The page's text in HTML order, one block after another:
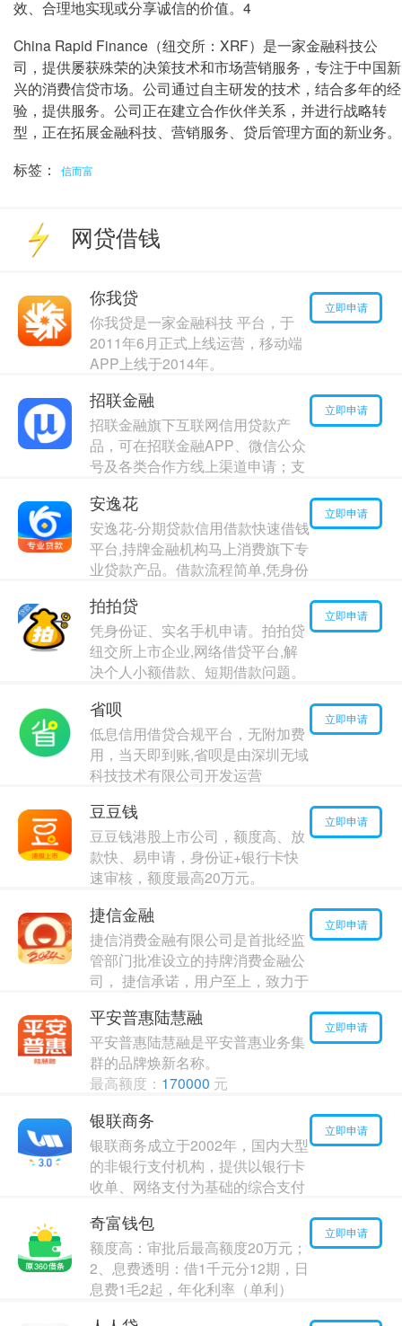
效、合理地实现或分享诚信的价值。4
China Rapid Finance（纽交所：XRF）是一家金融科技公
司，提供屡获殊荣的决策技术和市场营销服务，专注于中国新
兴的消费信贷市场。公司通过自主研发的技术，结合多年的经
验，提供服务。公司正在建立合作伙伴关系，并进行战略转
型，正在拓展金融科技、营销服务、贷后管理方面的新业务。
标签：
信而富
网贷借钱
你我贷
你我贷是一家金融科技 平台，于
2011年6月正式上线运营，移动端
APP上线于2014年。
年利率：17.00%
立即申请
招联金融
招联金融旗下互联网信用贷款产
品，可在招联金融APP、微信公众
号及各类合作方线上渠道申请；支
最高额度：
年利率：15.00%
立即申请
安逸花
安逸花-分期贷款信用借款快速借钱
平台,持牌金融机构马上消费旗下专
业贷款产品。借款流程简单,凭身份
最快1分钟放款!可在额度范围内进
行快速借款、自主提现、信用借
最高额度：50000元
年利率：13.00%
立即申请
拍拍贷
凭身份证、实名手机申请。拍拍贷
纽交所上市企业,网络借贷平台,解
决个人小额借款、短期借款问题。
最高额度：
年利率：13.00%
立即申请
省呗
低息信用借贷合规平台，无附加费
用，当天即到账,省呗是由深圳无域
科技技术有限公司开发运营
年利率：
立即申请
豆豆钱
豆豆钱港股上市公司，额度高、放
款快、易申请，身份证+银行卡快
速审核，额度最高20万元。
年利率：13.00%
立即申请
捷信金融
捷信消费金融有限公司是首批经监
管部门批准设立的持牌消费金融公
司， 捷信承诺，用户至上，致力于
务
最高额度：40000元
年利率：14.00%
立即申请
平安普惠陆慧融
平安普惠陆慧融是平安普惠业务集
群的品牌焕新名称。
最高额度： 170000 元
立即申请
银联商务
银联商务成立于2002年，国内大型
的非银行支付机构，提供以银行卡
收单、网络支付为基础的综合支付
脸支付/NFC支付/互联网支付/移动
远程支付等多种支付方式。
最高额度：120000元
年利率：17.00%
立即申请
奇富钱包
额度高：审批后最高额度20万元；
2、息费透明：借1千元分12期，日
息费1毛2起，年化利率（单利）
立即申请